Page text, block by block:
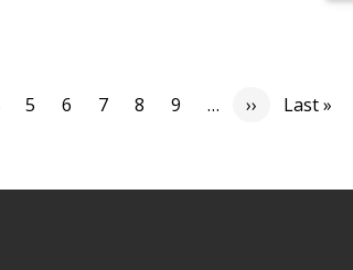
5 6 7 8 9 … ›› Siguiente
Last »